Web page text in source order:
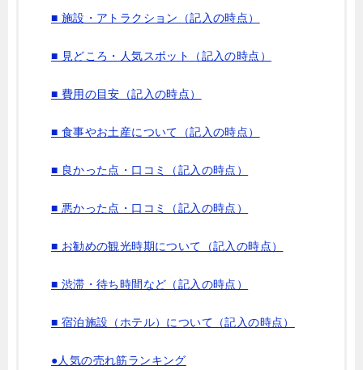
■ 施設・アトラクション（記入の時点）
■ 見どころ・人気スポット（記入の時点）
■ 費用の目安（記入の時点）
■ 食事やお土産について（記入の時点）
■ 良かった点・口コミ（記入の時点）
■ 悪かった点・口コミ（記入の時点）
■ お勧めの観光時期について（記入の時点）
■ 渋滞・待ち時間など（記入の時点）
■ 宿泊施設（ホテル）について（記入の時点）
●人気の売れ筋ランキング